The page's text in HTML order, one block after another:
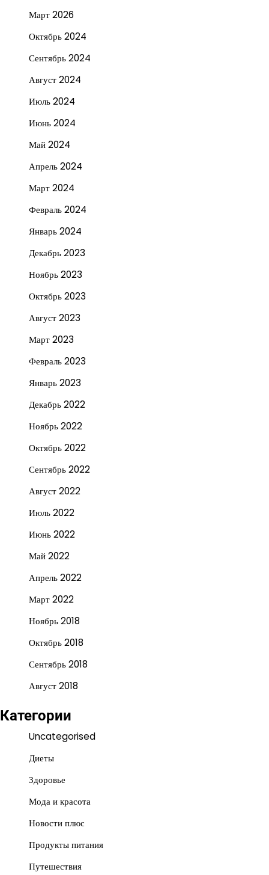
Март 2026
Октябрь 2024
Сентябрь 2024
Август 2024
Июль 2024
Июнь 2024
Май 2024
Апрель 2024
Март 2024
Февраль 2024
Январь 2024
Декабрь 2023
Ноябрь 2023
Октябрь 2023
Август 2023
Март 2023
Февраль 2023
Январь 2023
Декабрь 2022
Ноябрь 2022
Октябрь 2022
Сентябрь 2022
Август 2022
Июль 2022
Июнь 2022
Май 2022
Апрель 2022
Март 2022
Ноябрь 2018
Октябрь 2018
Сентябрь 2018
Август 2018
Категории
Uncategorised
Диеты
Здоровье
Мода и красота
Новости плюс
Продукты питания
Путешествия